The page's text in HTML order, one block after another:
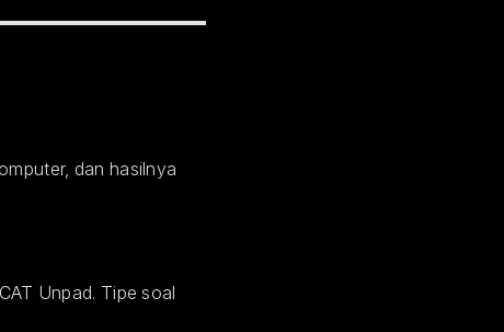
dan hasilnya
Unpad. Tipe soal